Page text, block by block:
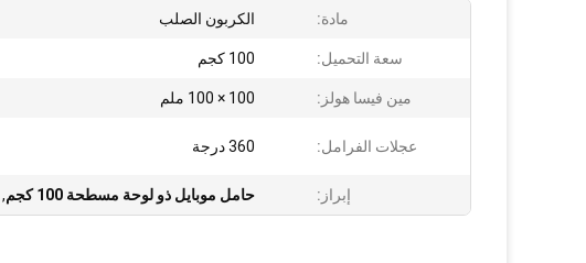
مادة: الكربون الصلب
سعة التحميل: 100 كجم
مين فيسا هولز: 100 × 100 ملم
عجلات الفرامل: 360 درجة
إبراز: حامل موبايل ذو لوحة مسطحة 100 كجم ,